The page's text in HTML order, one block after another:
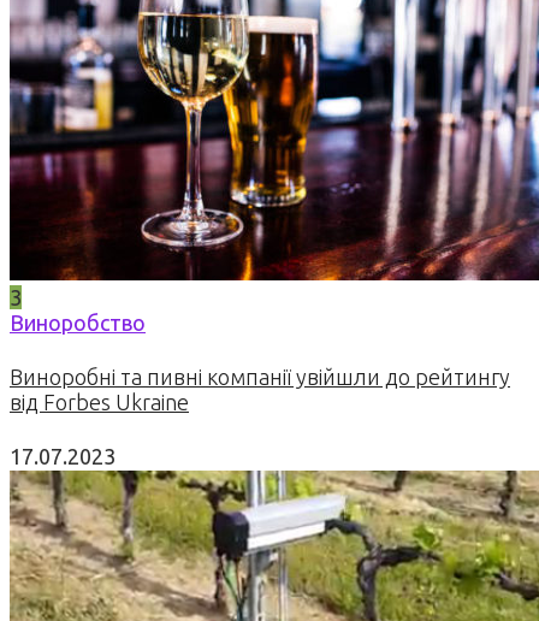
3
Виноробство
Виноробні та пивні компанії увійшли до рейтингу
від Forbes Ukraine
17.07.2023